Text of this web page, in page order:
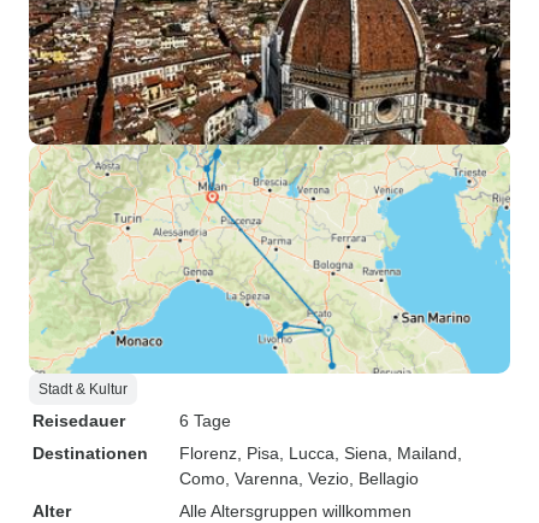
Stadt & Kultur
Reisedauer
6 Tage
Destinationen
Florenz , Pisa , Lucca , Siena , Mailand
Como , Varenna , Vezio , Bellagio
Alter
Alle Altersgruppen willkommen